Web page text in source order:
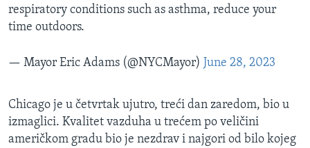
respiratory conditions such as asthma, reduce your
time outdoors.
— Mayor Eric Adams (@NYCMayor) June 28, 2023
Chicago je u četvrtak ujutro, treći dan zaredom, bio u
izmaglici. Kvalitet vazduha u trećem po veličini
američkom gradu bio je nezdrav i najgori od bilo kojeg